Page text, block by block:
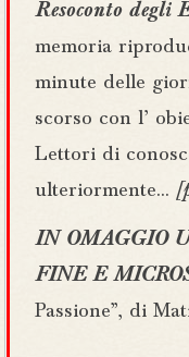
Resoconto degli
memoria
minute delle
scorso con l’
Lettori di
ulteriormente…
IN OMAGGIO
FINE E
Passione”, di